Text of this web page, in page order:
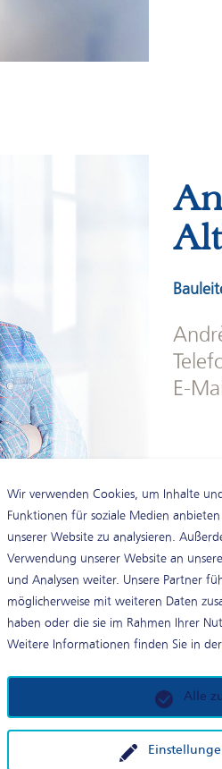
E-
Wir verwenden Cookies, um Inhalte
Funktionen für soziale Medien
unserer Website zu analysieren.
Verwendung unserer Website an
und Analysen weiter. Unsere Partner
möglicherweise mit weiteren Daten
haben oder die sie im Rahmen Ihrer
Weitere Informationen finden Sie in der
Alle